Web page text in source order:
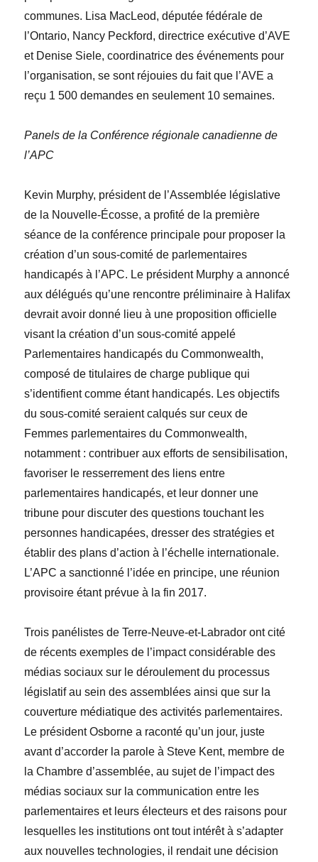
communes. Lisa MacLeod, députée fédérale de
l’Ontario, Nancy Peckford, directrice exécutive d’AVE
et Denise Siele, coordinatrice des événements pour
l’organisation, se sont réjouies du fait que l’AVE a
reçu 1 500 demandes en seulement 10 semaines.
Panels de la Conférence régionale canadienne de
l’APC
Kevin Murphy, président de l’Assemblée législative
de la Nouvelle-Écosse, a profité de la première
séance de la conférence principale pour proposer la
création d’un sous-comité de parlementaires
handicapés à l’APC. Le président Murphy a annoncé
aux délégués qu’une rencontre préliminaire à Halifax
devrait avoir donné lieu à une proposition officielle
visant la création d’un sous-comité appelé
Parlementaires handicapés du Commonwealth,
composé de titulaires de charge publique qui
s’identifient comme étant handicapés. Les objectifs
du sous-comité seraient calqués sur ceux de
Femmes parlementaires du Commonwealth,
notamment : contribuer aux efforts de sensibilisation,
favoriser le resserrement des liens entre
parlementaires handicapés, et leur donner une
tribune pour discuter des questions touchant les
personnes handicapées, dresser des stratégies et
établir des plans d’action à l’échelle internationale.
L’APC a sanctionné l’idée en principe, une réunion
provisoire étant prévue à la fin 2017.
Trois panélistes de Terre-Neuve-et-Labrador ont cité
de récents exemples de l’impact considérable des
médias sociaux sur le déroulement du processus
législatif au sein des assemblées ainsi que sur la
couverture médiatique des activités parlementaires.
Le président Osborne a raconté qu’un jour, juste
avant d’accorder la parole à Steve Kent, membre de
la Chambre d’assemblée, au sujet de l’impact des
médias sociaux sur la communication entre les
parlementaires et leurs électeurs et des raisons pour
lesquelles les institutions ont tout intérêt à s’adapter
aux nouvelles technologies, il rendait une décision